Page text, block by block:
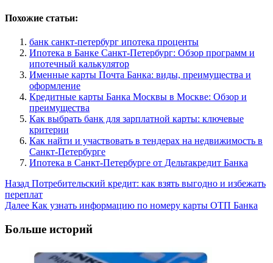
Похожие статьи:
банк санкт-петербург ипотека проценты
Ипотека в Банке Санкт-Петербург: Обзор программ и
ипотечный калькулятор
Именные карты Почта Банка: виды, преимущества и
оформление
Кредитные карты Банка Москвы в Москве: Обзор и
преимущества
Как выбрать банк для зарплатной карты: ключевые
критерии
Как найти и участвовать в тендерах на недвижимость в
Санкт-Петербурге
Ипотека в Санкт-Петербурге от Дельтакредит Банка
Post
Navigation
Назад Потребительский кредит: как взять выгодно и избежать
переплат
Далее Как узнать информацию по номеру карты ОТП Банка
Больше историй